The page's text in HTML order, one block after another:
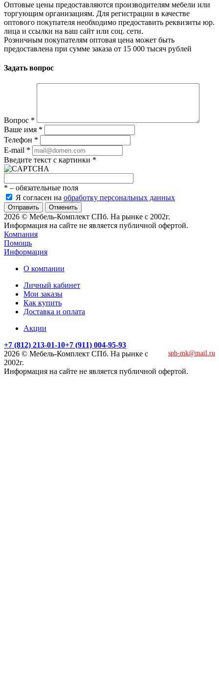
Оптовые цены предоставляются производителям мебели или
торгующим организациям. Для регистрации в качестве
оптового покупателя необходимо предоставить реквизиты юр.
лица и ссылки на ваш сайт или соц. сети.
Розничным покупателям оптовая цена может быть
предоставлена при сумме заказа от 15 000 тысяч рублей
Задать вопрос
Вопрос *
Ваше имя *
Телефон *
E-mail *
Введите текст с картинки *
* – обязательные поля
Я согласен на обработку персональных данных
Отменить
2026 © Мебель-Комплект СПб. На рынке с 2002г.
Информация на сайте не является публичной офертой.
Компания
Помощь
Информация
О компании
Личный кабинет
Мои заказы
Как купить
Доставка и оплата
Акции
+7 (812) 213-01-10+7 (911) 004-95-93
spb-mk@mail.ru
2026 © Мебель-Комплект СПб. На рынке с
2002г.
Информация на сайте не является публичной офертой.